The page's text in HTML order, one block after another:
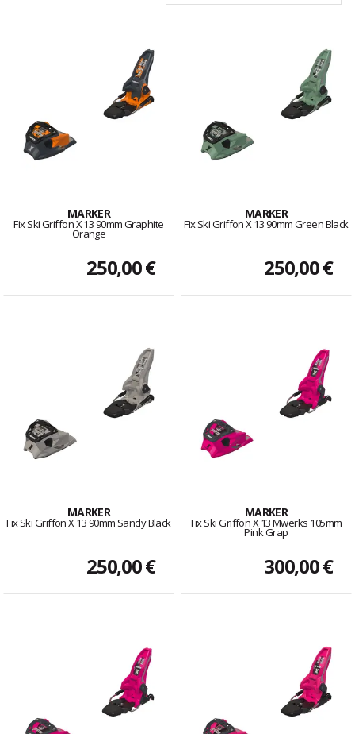
MARKER
Fix Ski Griffon X 13 90mm Graphite
Orange
250,00 €
MARKER
Fix Ski Griffon X 13 90mm Green Black
250,00 €
MARKER
Fix Ski Griffon X 13 90mm Sandy Black
250,00 €
MARKER
Fix Ski Griffon X 13 Mwerks 105mm
Pink Grap
300,00 €